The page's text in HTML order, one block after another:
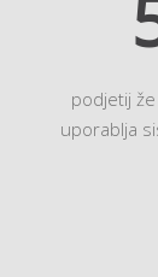
podjetij
uporablja